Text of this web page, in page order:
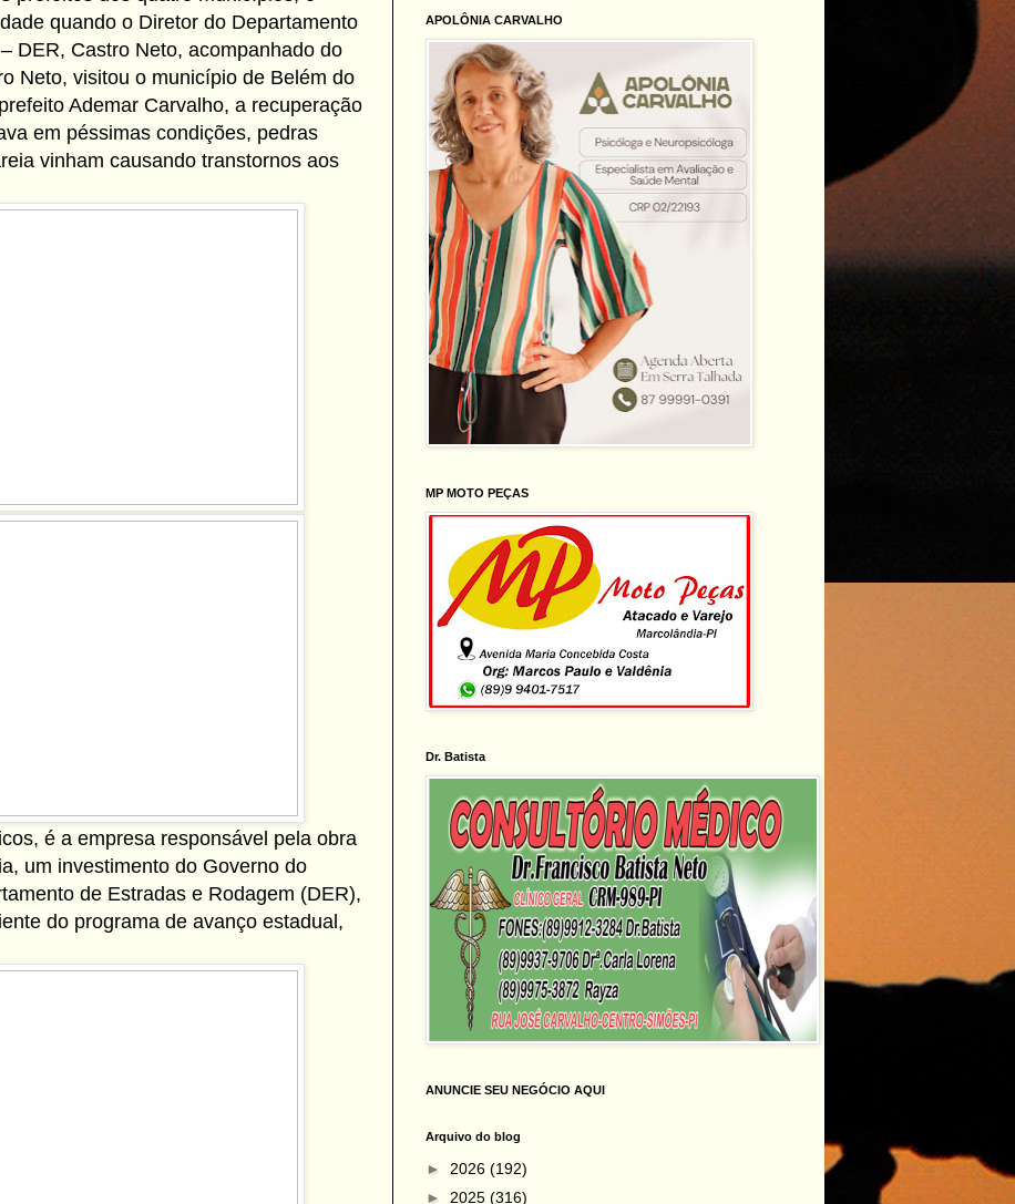
quando o Diretor do Departamento
DER, Castro Neto, acompanhado do
Neto, visitou o município de Belém do
Ademar Carvalho, a recuperação
em péssimas condições, pedras
vinham causando transtornos aos
é a empresa responsável pela obra
um investimento do Governo do
de Estradas e Rodagem (DER),
do programa de avanço estadual,
APOLÔNIA CARVALHO
MP MOTO PEÇAS
Dr. Batista
ANUNCIE SEU NEGÓCIO AQUI
Arquivo do blog
► 2026 (192)
► 2025 (316)